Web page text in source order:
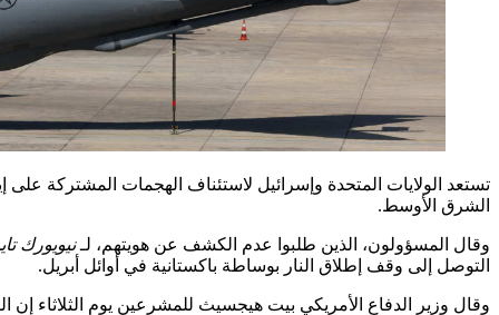
تستعد الولايات المتحدة وإسرائيل لاستئناف الهجمات المشتركة
الشرق الأوسط.
وقال المسؤولون، الذين طلبوا عدم الكشف عن هويتهم، لـنيويورك
التوصل إلى وقف إطلاق النار بوساطة باكستانية في أوائل أبريل.
وقال وزير الدفاع الأمريكي بيت هيجسيث للمشرعين يوم الثلاثاء إن